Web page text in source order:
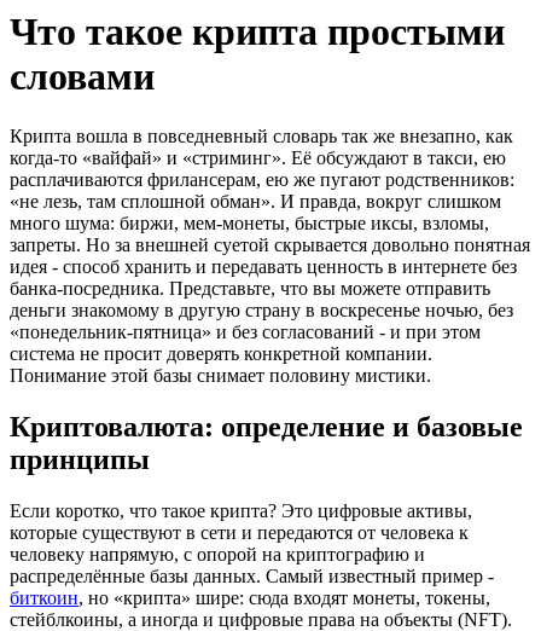
Что такое крипта простыми
словами
Крипта вошла в повседневный словарь так же внезапно, как
когда-то «вайфай» и «стриминг». Её обсуждают в такси, ею
расплачиваются фрилансерам, ею же пугают родственников:
«не лезь, там сплошной обман». И правда, вокруг слишком
много шума: биржи, мем-монеты, быстрые иксы, взломы,
запреты. Но за внешней суетой скрывается довольно понятная
идея - способ хранить и передавать ценность в интернете без
банка-посредника. Представьте, что вы можете отправить
деньги знакомому в другую страну в воскресенье ночью, без
«понедельник-пятница» и без согласований - и при этом
система не просит доверять конкретной компании.
Понимание этой базы снимает половину мистики.
Криптовалюта: определение и базовые
принципы
Если коротко, что такое крипта? Это цифровые активы,
которые существуют в сети и передаются от человека к
человеку напрямую, с опорой на криптографию и
распределённые базы данных. Самый известный пример -
биткоин, но «крипта» шире: сюда входят монеты, токены,
стейблкоины, а иногда и цифровые права на объекты (NFT).